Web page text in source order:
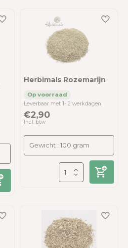
Herbimals Rozemarijn
Leverbaar met 1- 2 werkdagen
€2,90
Incl. btw